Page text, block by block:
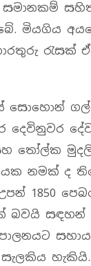
සමානකම්
මියගිය
රැසක්‌
සොහොන්
තෝල්ක
නමක්‌ ද
1850
බවයි සඳහන්
හැකියි.